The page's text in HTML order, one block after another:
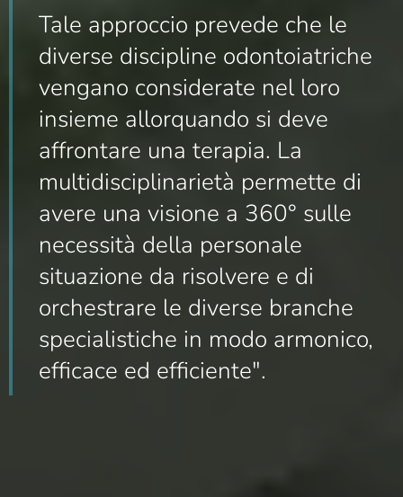
Tale approccio prevede che le
diverse discipline odontoiatriche
vengano considerate nel loro
insieme allorquando si deve
affrontare una terapia. La
multidisciplinarietà permette di
avere una visione a 360° sulle
necessità della personale
situazione da risolvere e di
orchestrare le diverse branche
specialistiche in modo armonico,
efficace ed efficiente".